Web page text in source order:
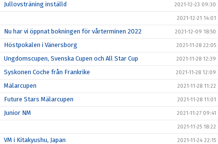
Jullovsträning inställd 2021-12-23 09:30
2021-12-21 14:01
Nu har vi öppnat bokningen för vårterminen 2022 2021-12-09 18:50
Höstpokalen i Vänersborg 2021-11-28 22:05
Ungdomscupen, Svenska Cupen och All Star Cup 2021-11-28 12:39
Syskonen Coche från Frankrike 2021-11-28 12:09
Mälarcupen 2021-11-28 11:22
Future Stars Mälarcupen 2021-11-28 11:01
Junior NM 2021-11-27 09:41
2021-11-25 18:22
VM i Kitakyushu, Japan 2021-11-24 22:15